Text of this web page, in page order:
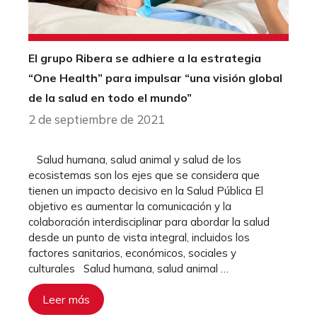
El grupo Ribera se adhiere a la estrategia
“One Health” para impulsar “una visión global
de la salud en todo el mundo”
2 de septiembre de 2021
Salud humana, salud animal y salud de los
ecosistemas son los ejes que se considera que
tienen un impacto decisivo en la Salud Pública El
objetivo es aumentar la comunicación y la
colaboración interdisciplinar para abordar la salud
desde un punto de vista integral, incluidos los
factores sanitarios, económicos, sociales y
culturales Salud humana, salud animal …
Leer más